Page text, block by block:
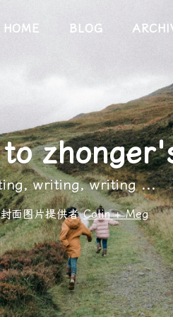
HOME BLOG
to
writing, writing ...
面图片提供者Colin + Meg